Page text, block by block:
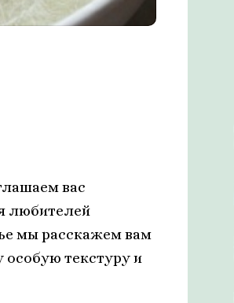
вас
любителей
мы расскажем вам
особую текстуру и